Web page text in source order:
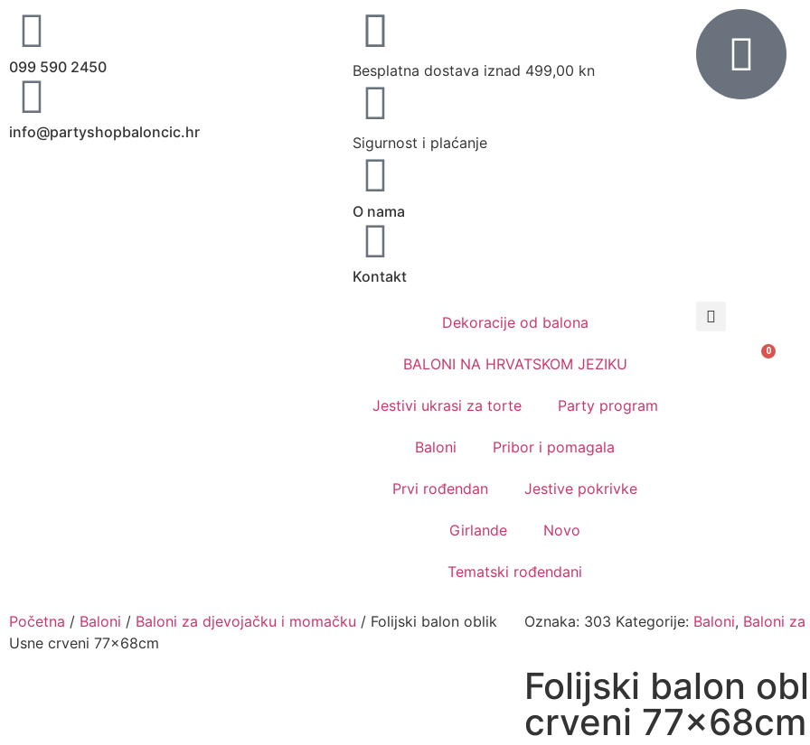
099 590 2450
info@partyshopbaloncic.hr
Besplatna dostava iznad 499,00 kn
Sigurnost i plaćanje
O nama
Kontakt
Dekoracije od balona
BALONI NA HRVATSKOM JEZIKU
Jestivi ukrasi za torte Party program
Baloni Pribor i pomagala
Prvi rođendan Jestive pokrivke
Girlande Novo
Tematski rođendani
€ 0
Početna / Baloni / Baloni za djevojačku i momačku / Folijski balon oblik
Usne crveni 77x68cm
Oznaka: 303 Kategorije: Baloni, Baloni
Folijski balon
crveni 77x68cm